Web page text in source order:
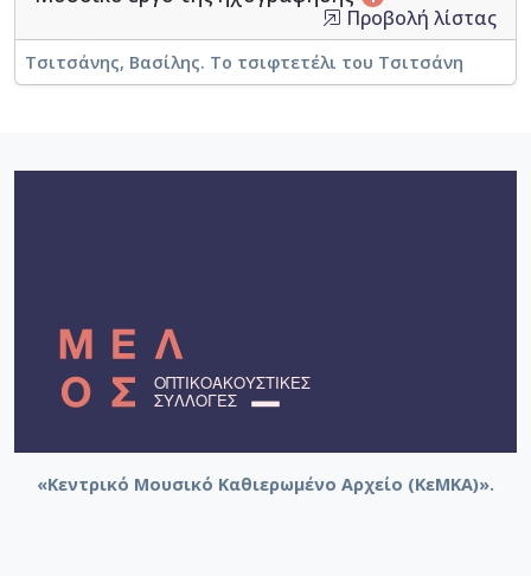
Προβολή λίστας
Τσιτσάνης, Βασίλης. Το τσιφτετέλι του Τσιτσάνη
«Κεντρικό Μουσικό Καθιερωμένο Αρχείο (ΚεΜΚΑ)».